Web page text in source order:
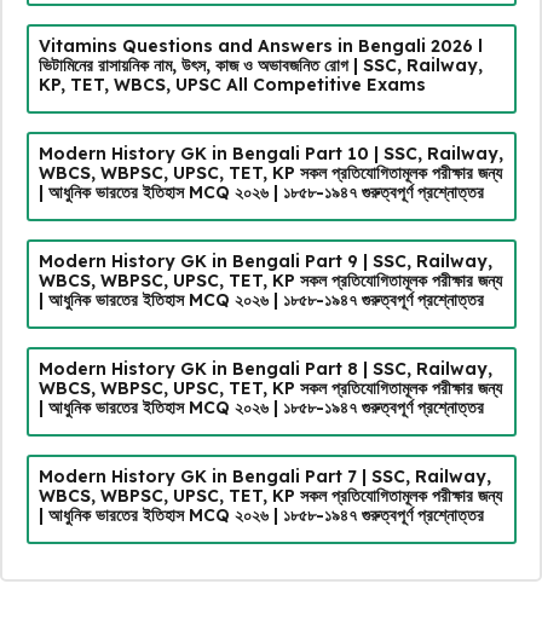
Vitamins Questions and Answers in Bengali 2026 l
ভিটামিনের রাসায়নিক নাম, উৎস, কাজ ও অভাবজনিত রোগ | SSC, Railway,
KP, TET, WBCS, UPSC All Competitive Exams
Modern History GK in Bengali Part 10 | SSC, Railway,
WBCS, WBPSC, UPSC, TET, KP সকল প্রতিযোগিতামূলক পরীক্ষার জন্য
| আধুনিক ভারতের ইতিহাস MCQ ২০২৬ | ১৮৫৮-১৯৪৭ গুরুত্বপূর্ণ প্রশ্নোত্তর
Modern History GK in Bengali Part 9 | SSC, Railway,
WBCS, WBPSC, UPSC, TET, KP সকল প্রতিযোগিতামূলক পরীক্ষার জন্য
| আধুনিক ভারতের ইতিহাস MCQ ২০২৬ | ১৮৫৮-১৯৪৭ গুরুত্বপূর্ণ প্রশ্নোত্তর
Modern History GK in Bengali Part 8 | SSC, Railway,
WBCS, WBPSC, UPSC, TET, KP সকল প্রতিযোগিতামূলক পরীক্ষার জন্য
| আধুনিক ভারতের ইতিহাস MCQ ২০২৬ | ১৮৫৮-১৯৪৭ গুরুত্বপূর্ণ প্রশ্নোত্তর
Modern History GK in Bengali Part 7 | SSC, Railway,
WBCS, WBPSC, UPSC, TET, KP সকল প্রতিযোগিতামূলক পরীক্ষার জন্য
| আধুনিক ভারতের ইতিহাস MCQ ২০২৬ | ১৮৫৮-১৯৪৭ গুরুত্বপূর্ণ প্রশ্নোত্তর